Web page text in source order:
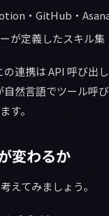
・GitHub・
が定義したスキル集
連携は API 呼び出
自然言語でツール呼
す。
変わるか
えてみましょう。